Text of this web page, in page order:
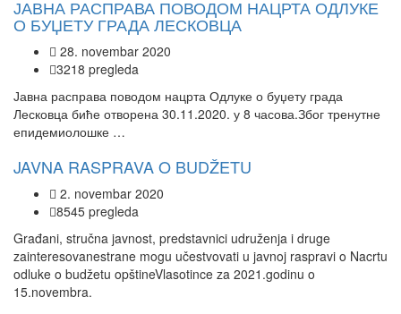
ЈАВНА РАСПРАВА ПОВОДОМ НАЦРТА ОДЛУКЕ
О БУЏЕТУ ГРАДА ЛЕСКОВЦА
28. novembar 2020
3218 pregleda
Јавна расправа поводом нацрта Одлуке о буџету града
Лесковца биће отворена 30.11.2020. у 8 часова.Због тренутне
епидемиолошке …
JAVNA RASPRAVA O BUDŽETU
2. novembar 2020
8545 pregleda
Građani, stručna javnost, predstavnici udruženja i druge
zainteresovanestrane mogu učestvovati u javnoj raspravi o Nacrtu
odluke o budžetu opštineVlasotince za 2021.godinu o
15.novembra.